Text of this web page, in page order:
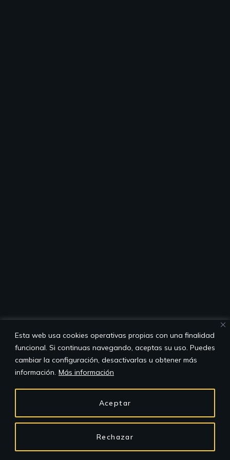
Esta web usa cookies operativas propias con una finalidad
funcional. Si continuas navegando, aceptas su uso. Puedes
cambiar la configuración, desactivarlas u obtener más
información. Más información
Rechazar
Aceptar